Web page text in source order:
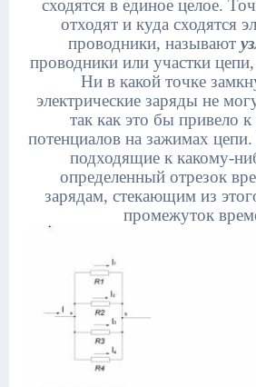
сходятся в единое целое.
отходят и куда сходятся
проводники, называют
проводники или участки
Ни в какой точке
электрические заряды не
так как это бы привело
потенциалов на зажимах
подходящие к какому-
определенный отрезок
зарядам, стекающим из
промежуток